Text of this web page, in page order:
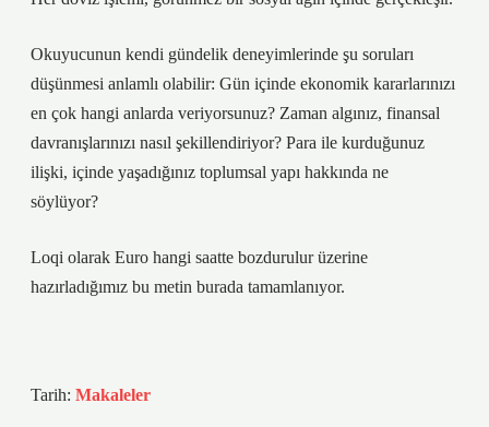
Okuyucunun kendi gündelik deneyimlerinde şu soruları
düşünmesi anlamlı olabilir: Gün içinde ekonomik kararlarınızı
en çok hangi anlarda veriyorsunuz? Zaman algınız, finansal
davranışlarınızı nasıl şekillendiriyor? Para ile kurduğunuz
ilişki, içinde yaşadığınız toplumsal yapı hakkında ne
söylüyor?
Loqi olarak Euro hangi saatte bozdurulur üzerine
hazırladığımız bu metin burada tamamlanıyor.
Tarih: Makaleler